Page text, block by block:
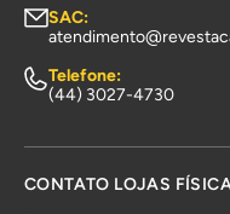
SAC:
Telefone:
(44) 3027-4730
CONTATO LOJAS